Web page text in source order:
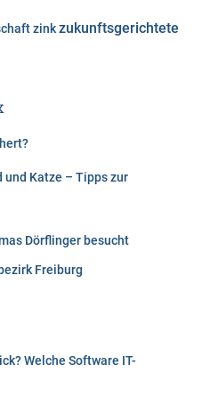
zinkzukunftsgerichtete
Katze – Tipps zur
Dörflinger besucht
Freiburg
Welche Software IT-